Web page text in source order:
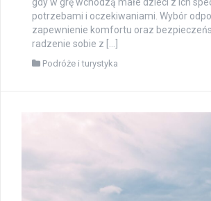
potrzebami i oczekiwaniami. Wybór
zapewnienie komfortu oraz
radzenie sobie z […]
Podróże i turystyka